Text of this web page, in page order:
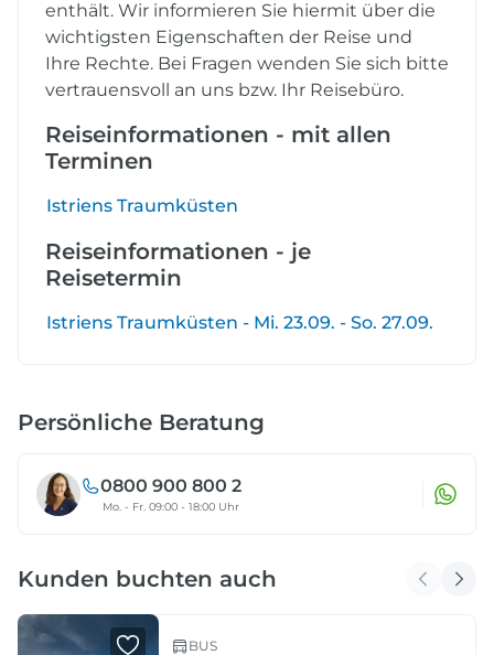
enthält. Wir informieren Sie hiermit über die
wichtigsten Eigenschaften der Reise und
Ihre Rechte. Bei Fragen wenden Sie sich bitte
vertrauensvoll an uns bzw. Ihr Reisebüro.
Reiseinformationen - mit allen
Terminen
Istriens Traumküsten
Reiseinformationen - je
Reisetermin
Istriens Traumküsten - Mi. 23.09. - So. 27.09.
Persönliche Beratung
0800 900 800 2
Mo. - Fr. 09:00 - 18:00 Uhr
Kunden buchten auch
BUS